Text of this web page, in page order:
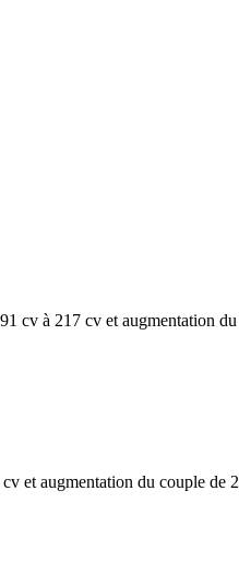
cv à 217 cv et augmentation
et augmentation du couple de